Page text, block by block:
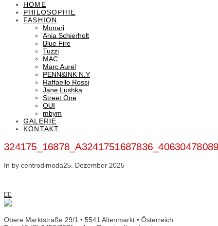
HOME
PHILOSOPHIE
FASHION
Monari
Ania Schierholt
Blue Fire
Tuzzi
MAC
Marc Aurel
PENN&INK N.Y
Raffaello Rossi
Jane Lushka
Street One
OUI
mbym
GALERIE
KONTAKT
In by centrodimoda25. Dezember 2025
Obere Marktstraße 29/1 • 5541 Altenmarkt • Österreich